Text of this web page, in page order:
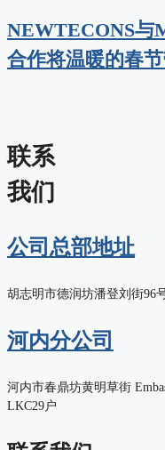
NEWTECONS与
合作将温暖的春
联系
我们
公司总部地址
胡志明市德润坊潘登刘街96
河内分公司
河内市春鼎坊黄明草街
LKC29户